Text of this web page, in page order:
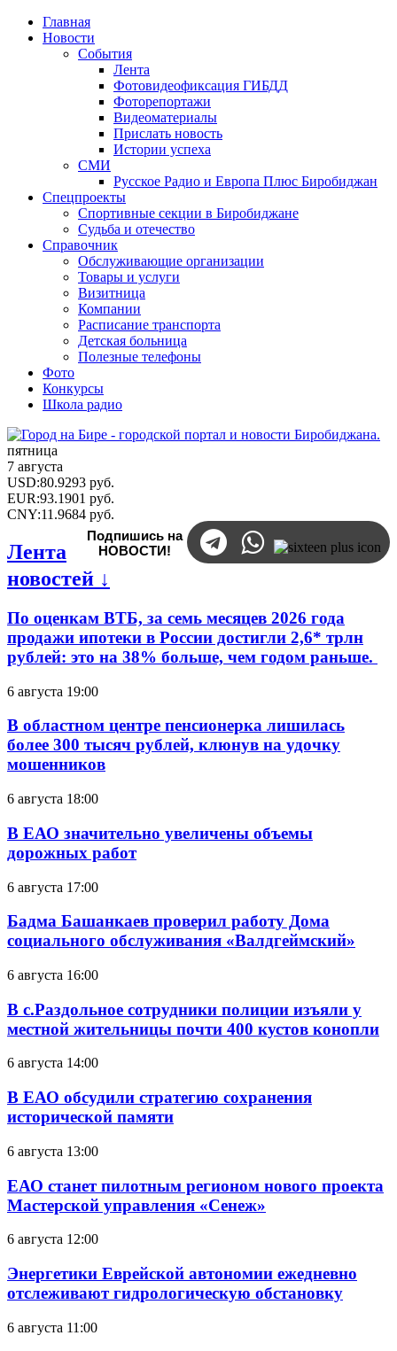
Главная
Новости
События
Лента
Фотовидеофиксация ГИБДД
Фоторепортажи
Видеоматериалы
Прислать новость
Истории успеха
СМИ
Русское Радио и Европа Плюс Биробиджан
Спецпроекты
Спортивные секции в Биробиджане
Судьба и отечество
Справочник
Обслуживающие организации
Товары и услуги
Визитница
Компании
Расписание транспорта
Детская больница
Полезные телефоны
Фото
Конкурсы
Школа радио
пятница
7 августа
USD:80.9293 руб.
EUR:93.1901 руб.
CNY:11.9684 руб.
Подпишись на
НОВОСТИ!
Лента
новостей ↓
По оценкам ВТБ, за семь месяцев 2026 года
продажи ипотеки в России достигли 2,6* трлн
рублей: это на 38% больше, чем годом раньше.
6 августа 19:00
В областном центре пенсионерка лишилась
более 300 тысяч рублей, клюнув на удочку
мошенников
6 августа 18:00
В ЕАО значительно увеличены объемы
дорожных работ
6 августа 17:00
Бадма Башанкаев проверил работу Дома
социального обслуживания «Валдгеймский»
6 августа 16:00
В с.Раздольное сотрудники полиции изъяли у
местной жительницы почти 400 кустов конопли
6 августа 14:00
В ЕАО обсудили стратегию сохранения
исторической памяти
6 августа 13:00
ЕАО станет пилотным регионом нового проекта
Мастерской управления «Сенеж»
6 августа 12:00
Энергетики Еврейской автономии ежедневно
отслеживают гидрологическую обстановку
6 августа 11:00